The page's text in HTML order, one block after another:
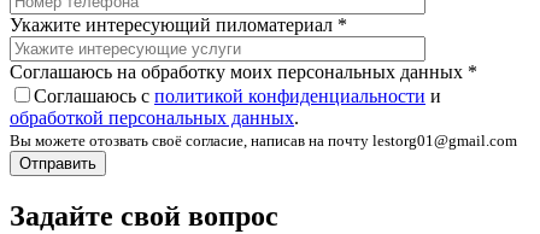
Укажите интересующий пиломатериал *
Соглашаюсь на обработку моих персональных данных *
Соглашаюсь с политикой конфиденциальности и
обработкой персональных данных.
Вы можете отозвать своё согласие, написав на почту lestorg01@gmail.com
Задайте свой вопрос